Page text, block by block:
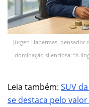
Jürgen Habermas,
dominação silenciosa: “A
Leia também: SUV
se destaca pelo